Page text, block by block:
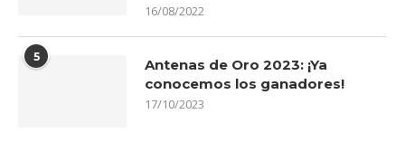
16/08/2022
5
Antenas de Oro 2023: ¡Ya
conocemos los ganadores!
17/10/2023